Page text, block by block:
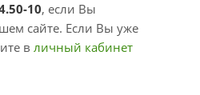
10, если Вы
сайте. Если Вы уже
в личный кабинет